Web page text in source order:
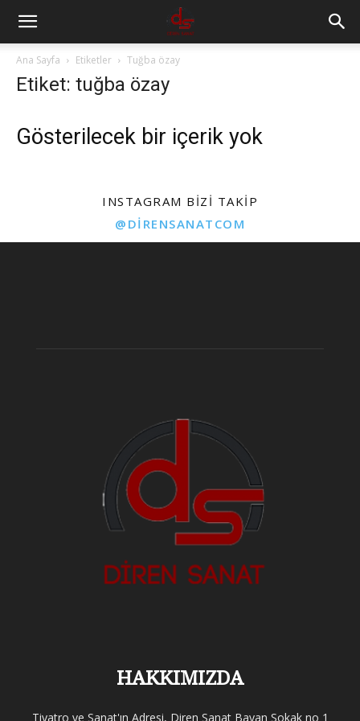
Ana Sayfa Etiketler Tuğba özay
Etiket: tuğba özay
Gösterilecek bir içerik yok
INSTAGRAM BIZI TAKIP
@DIRENSANATCOM
HAKKIMIZDA
Tiyatro ve Sanat'ın Adresi, Diren Sanat Bayan Sokak no 1